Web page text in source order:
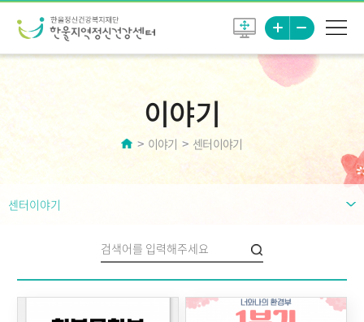
이야기
이야기 센터이야기
센터이야기